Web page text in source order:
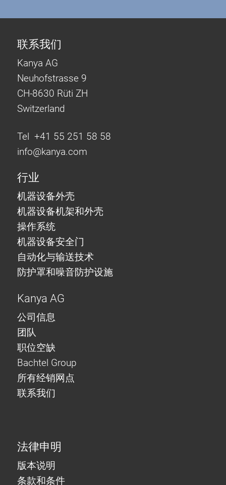
联系我们
Kanya AG
Neuhofstrasse 9
CH-8630 Rüti ZH
Switzerland
Tel +41 55 251 58 58
info@kanya.com
行业
机器设备外壳
机器设备机架和外壳
操作系统
机器设备安全门
自动化与输送技术
防护罩和噪音防护设施
Kanya AG
公司信息
团队
职位空缺
Bachtel Group
所有经销网点
联系我们
法律申明
版本说明
条款和条件